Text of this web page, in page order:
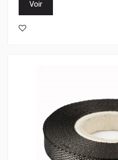
Voir